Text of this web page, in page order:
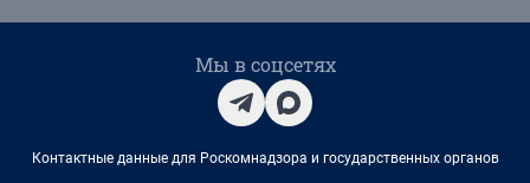
Мы в соцсетях
Контактные данные для Роскомнадзора и государственных органов